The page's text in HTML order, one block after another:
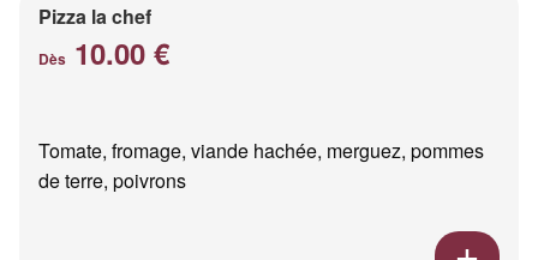
Pizza la chef
Dès 10.00 €
Tomate, fromage, viande hachée, merguez, pommes
de terre, poivrons